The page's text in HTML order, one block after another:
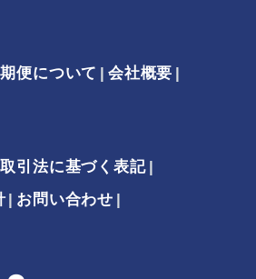
便について 会社概要
引法に基づく表記
お問い合わせ